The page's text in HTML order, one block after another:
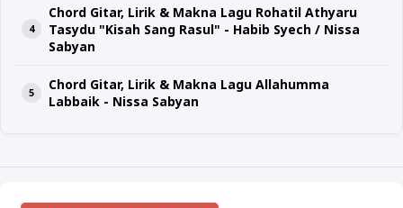
Chord Gitar, Lirik & Makna Lagu Rohatil Athyaru
Tasydu "Kisah Sang Rasul" - Habib Syech / Nissa
Sabyan
Chord Gitar, Lirik & Makna Lagu Allahumma
Labbaik - Nissa Sabyan